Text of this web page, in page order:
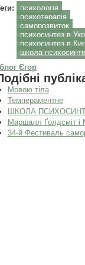
психологія
психотерапія
саморозвиток
психосинтез в
психосинтез в
школа
блог Єгор
Мовою тіла
Темпераментне
ШКОЛА
Маршалл Ґолдсміт і
34-й Фестиваль